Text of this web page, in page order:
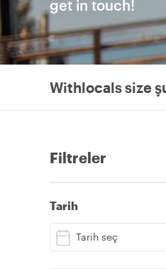
get in touch!
Withlocals size
Filtreler
Tarih
Tarih seç